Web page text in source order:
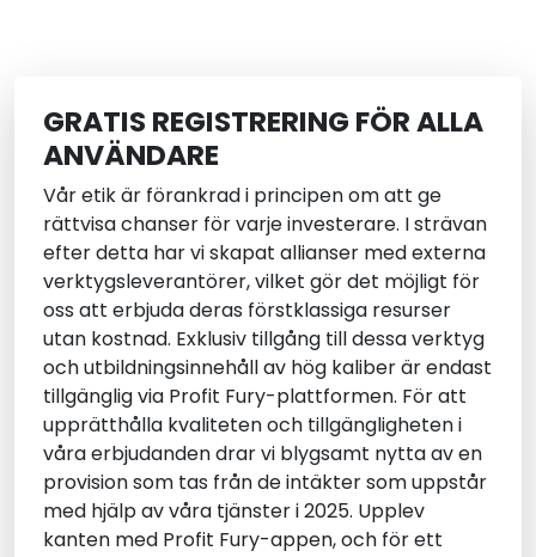
GRATIS REGISTRERING FÖR ALLA
ANVÄNDARE
Vår etik är förankrad i principen om att ge
rättvisa chanser för varje investerare. I strävan
efter detta har vi skapat allianser med externa
verktygsleverantörer, vilket gör det möjligt för
oss att erbjuda deras förstklassiga resurser
utan kostnad. Exklusiv tillgång till dessa verktyg
och utbildningsinnehåll av hög kaliber är endast
tillgänglig via Profit Fury-plattformen. För att
upprätthålla kvaliteten och tillgängligheten i
våra erbjudanden drar vi blygsamt nytta av en
provision som tas från de intäkter som uppstår
med hjälp av våra tjänster i 2025. Upplev
kanten med Profit Fury-appen, och för ett